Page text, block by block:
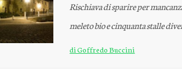
Rischiava di sparire per
meleto bio e cinquanta stalle
di Goffredo Buccini